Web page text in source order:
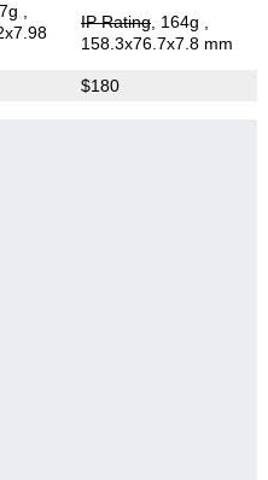
IP Rating, 164g
158.3x76.7x7.8 mm
$180